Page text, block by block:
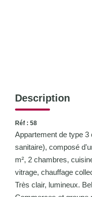
Description
Réf : 58
Appartement de type
sanitaire), composé
m², 2 chambres,
vitrage, chauffage
Très clair, lumineux.